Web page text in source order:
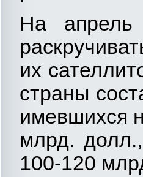
На апрель
их
страны
имевшихся
млрд.
100-120